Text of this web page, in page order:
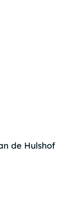
de Hulshof